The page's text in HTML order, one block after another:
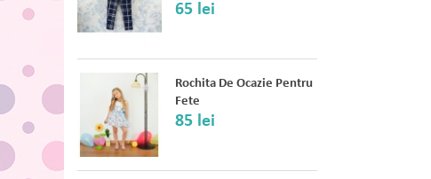
65 lei
Rochita De Ocazie Pentru
Fete
85 lei